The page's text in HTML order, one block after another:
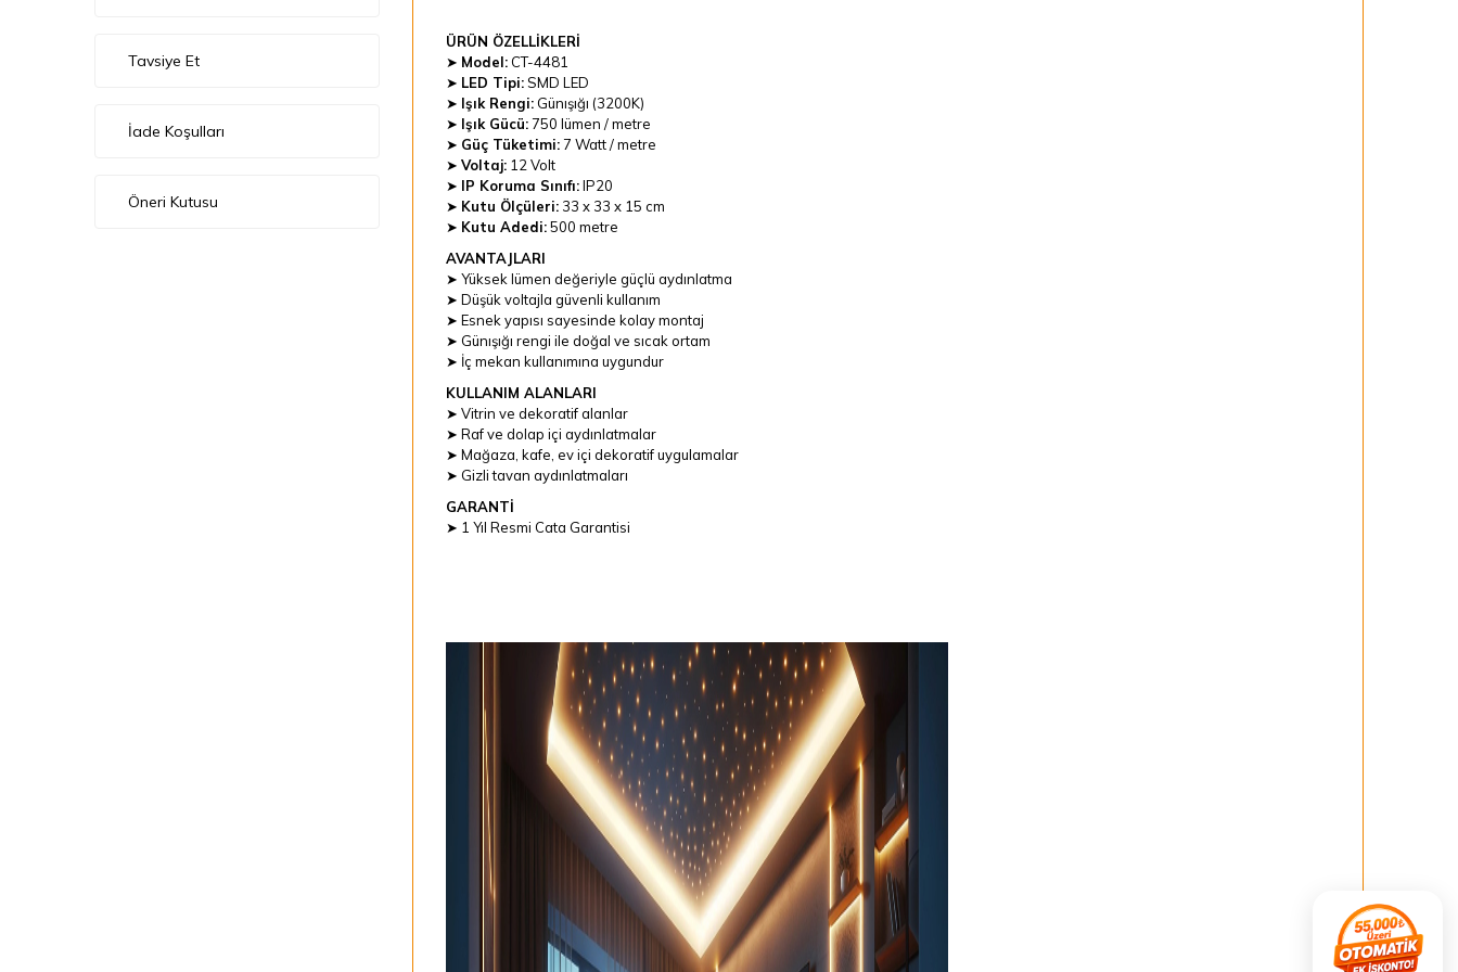
Tavsiye Et
İade Koşulları
Öneri Kutusu
ÜRÜN ÖZELLİKLERİ
➤ Model:CT-4481
➤ LED Tipi:SMD LED
➤ Işık Rengi:Günışığı (3200K)
➤ Işık Gücü:750 lümen / metre
➤ Güç Tüketimi:7 Watt / metre
➤ Voltaj:12 Volt
➤ IP Koruma Sınıfı:IP20
➤ Kutu Ölçüleri:33 x 33 x 15 cm
➤ Kutu Adedi:500 metre
AVANTAJLARI
➤ Yüksek lümen değeriyle güçlü aydınlatma
➤ Düşük voltajla güvenli kullanım
➤ Esnek yapısı sayesinde kolay montaj
➤ Günışığı rengi ile doğal ve sıcak ortam
➤ İç mekan kullanımına uygundur
KULLANIM ALANLARI
➤ Vitrin ve dekoratif alanlar
➤ Raf ve dolap içi aydınlatmalar
➤ Mağaza, kafe, ev içi dekoratif uygulamalar
➤ Gizli tavan aydınlatmaları
GARANTİ
➤ 1 Yıl Resmi Cata Garantisi